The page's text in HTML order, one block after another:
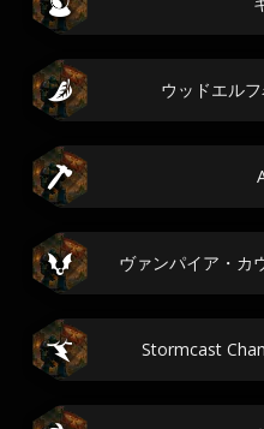
ウッドエル
ヴァンパイア・カ
Stormcast